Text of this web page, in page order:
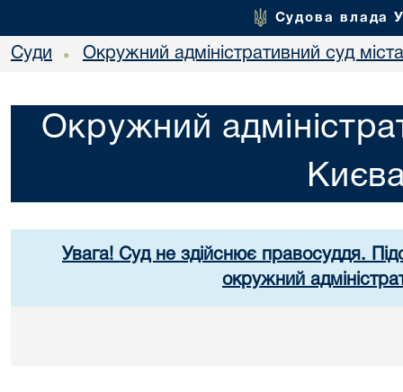
Судова влада
Суди • Окружний адміністративний суд
Окружний
Увага! Суд не здійснює правосуддя.
окружний